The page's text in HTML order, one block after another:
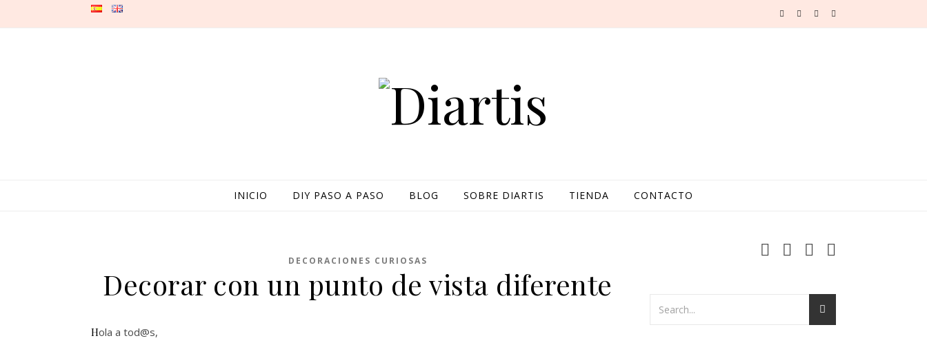
INICIO DIY PASO A PASO BLOG SOBRE DIARTIS TIENDA CONTACTO
DECORACIONES CURIOSAS
Decorar con un punto de vista diferente
Hola a tod@s,